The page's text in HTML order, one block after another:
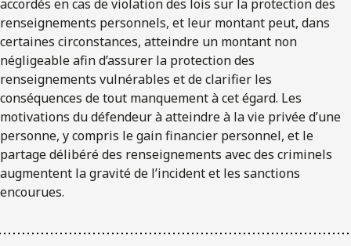
accordés en cas de violation des lois sur la protection des
renseignements personnels, et leur montant peut, dans
certaines circonstances, atteindre un montant non
négligeable afin d’assurer la protection des
renseignements vulnérables et de clarifier les
conséquences de tout manquement à cet égard. Les
motivations du défendeur à atteindre à la vie privée d’une
personne, y compris le gain financier personnel, et le
partage délibéré des renseignements avec des criminels
augmentent la gravité de l’incident et les sanctions
encourues.